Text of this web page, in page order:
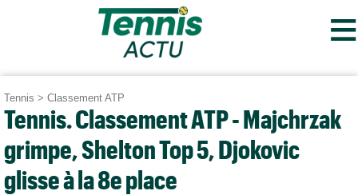
≡
Tennis > Classement ATP
Tennis. Classement ATP - Majchrzak
grimpe, Shelton Top 5, Djokovic
glisse à la 8e place